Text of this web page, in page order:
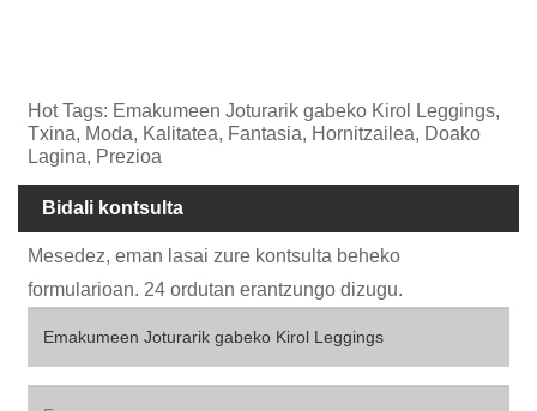
Hot Tags: Emakumeen Joturarik gabeko Kirol Leggings,
Txina, Moda, Kalitatea, Fantasia, Hornitzailea, Doako
Lagina, Prezioa
Bidali kontsulta
Mesedez, eman lasai zure kontsulta beheko
formularioan. 24 ordutan erantzungo dizugu.